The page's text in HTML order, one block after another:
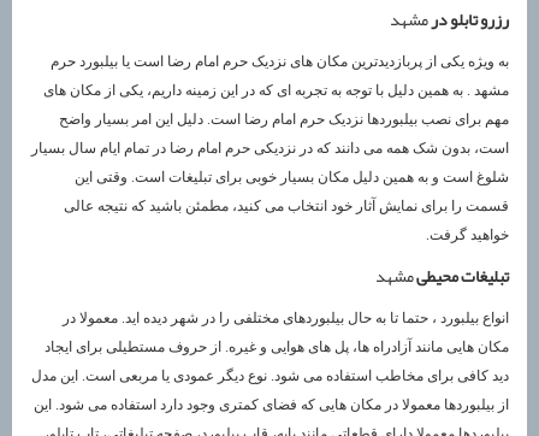
رزرو تابلو درمشهد
به ویژه یکی از پربازدیدترین مکان های نزدیک حرم امام رضا است یا بیلبورد حرم
مشهد . به همین دلیل با توجه به تجربه ای که در این زمینه داریم، یکی از مکان های
مهم برای نصب بیلبوردها نزدیک حرم امام رضا است. دلیل این امر بسیار واضح
است، بدون شک همه می دانند که در نزدیکی حرم امام رضا در تمام ایام سال بسیار
شلوغ است و به همین دلیل مکان بسیار خوبی برای تبلیغات است. وقتی این
قسمت را برای نمایش آثار خود انتخاب می کنید، مطمئن باشید که نتیجه عالی
خواهید گرفت.
تبلیغات محیطیمشهد
انواع بیلبورد ، حتما تا به حال بیلبوردهای مختلفی را در شهر دیده اید. معمولا در
مکان هایی مانند آزادراه ها، پل های هوایی و غیره. از حروف مستطیلی برای ایجاد
دید کافی برای مخاطب استفاده می شود. نوع دیگر عمودی یا مربعی است. این مدل
از بیلبوردها معمولا در مکان هایی که فضای کمتری وجود دارد استفاده می شود. این